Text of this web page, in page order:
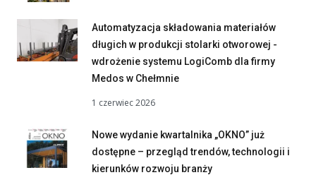
Automatyzacja składowania materiałów
długich w produkcji stolarki otworowej -
wdrożenie systemu LogiComb dla firmy
Medos w Chełmnie
1 czerwiec 2026
Nowe wydanie kwartalnika „OKNO” już
dostępne – przegląd trendów, technologii i
kierunków rozwoju branży